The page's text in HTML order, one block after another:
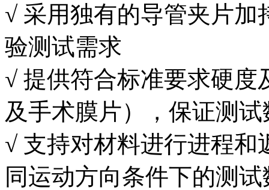
√ 采用独有的导管夹片
验测试需求
√ 提供符合标准要求硬
及手术膜片），保证测
√ 支持对材料进行进程
同运动方向条件下的测试